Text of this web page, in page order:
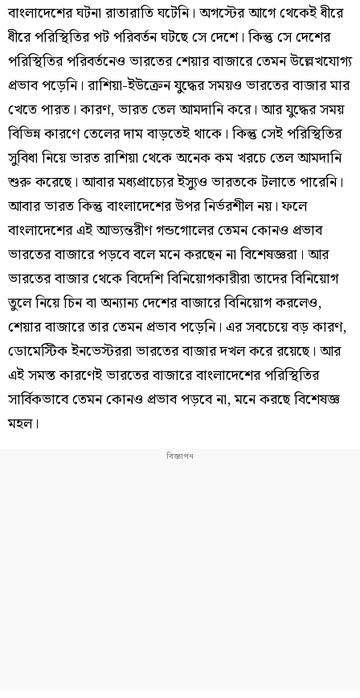
বাংলাদেশের ঘটনা রাতারাতি ঘটেনি। অগস্টের আগে থেকেই ধীরে
ধীরে পরিস্থিতির পট পরিবর্তন ঘটছে সে দেশে। কিন্তু সে দেশের
পরিস্থিতির পরিবর্তনেও ভারতের শেয়ার বাজারে তেমন উল্লেখযোগ্য
প্রভাব পড়েনি। রাশিয়া-ইউক্রেন যুদ্ধের সময়ও ভারতের বাজার মার
খেতে পারত। কারণ, ভারত তেল আমদানি করে। আর যুদ্ধের সময়
বিভিন্ন কারণে তেলের দাম বাড়তেই থাকে। কিন্তু সেই পরিস্থিতির
সুবিধা নিয়ে ভারত রাশিয়া থেকে অনেক কম খরচে তেল আমদানি
শুরু করেছে। আবার মধ্যপ্রাচ্যের ইস্যুও ভারতকে টলাতে পারেনি।
আবার ভারত কিন্তু বাংলাদেশের উপর নির্ভরশীল নয়। ফলে
বাংলাদেশের এই আভ্যন্তরীণ গন্ডগোলের তেমন কোনও প্রভাব
ভারতের বাজারে পড়বে বলে মনে করছেন না বিশেষজ্ঞরা। আর
ভারতের বাজার থেকে বিদেশি বিনিয়োগকারীরা তাদের বিনিয়োগ
তুলে নিয়ে চিন বা অন্যান্য দেশের বাজারে বিনিয়োগ করলেও,
শেয়ার বাজারে তার তেমন প্রভাব পড়েনি। এর সবচেয়ে বড় কারণ,
ডোমেস্টিক ইনভেস্টররা ভারতের বাজার দখল করে রয়েছে। আর
এই সমস্ত কারণেই ভারতের বাজারে বাংলাদেশের পরিস্থিতির
সার্বিকভাবে তেমন কোনও প্রভাব পড়বে না, মনে করছে বিশেষজ্ঞ
মহল।